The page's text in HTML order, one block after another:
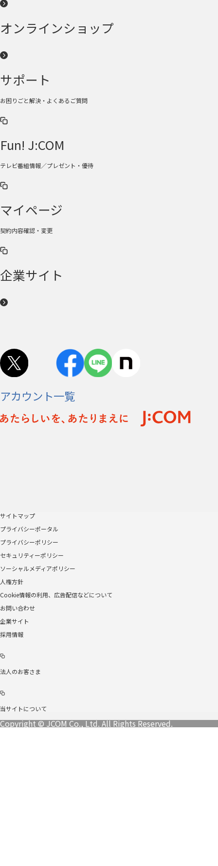
オンラインショップ
サポート
お困りごと解決・よくあるご質問
Fun! J:COM
テレビ番組情報／プレゼント・優待
マイページ
契約内容確認・変更
企業サイト
アカウント一覧
サイトマップ
プライバシーポータル
プライバシーポリシー
セキュリティーポリシー
ソーシャルメディアポリシー
人権方針
Cookie情報の利用、広告配信などについて
お問い合わせ
企業サイト
採用情報
法人のお客さま
当サイトについて
Copyright © JCOM Co., Ltd. All Rights Reserved.